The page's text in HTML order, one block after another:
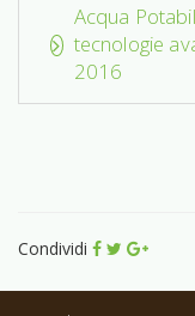
Acqua
tecnologie
2016
Condividi